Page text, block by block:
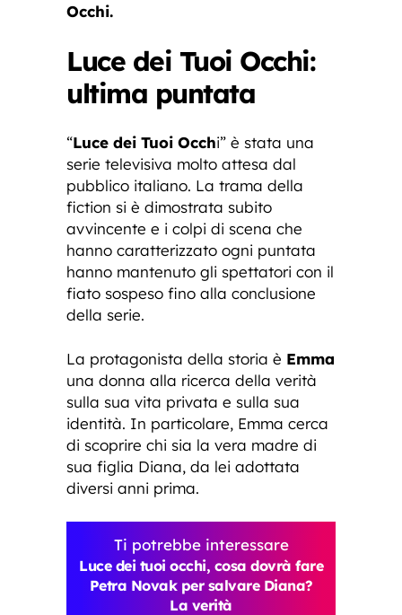
Occhi.
Luce dei Tuoi Occhi:
ultima puntata
“Luce dei Tuoi Occhi” è stata una
serie televisiva molto attesa dal
pubblico italiano. La trama della
fiction si è dimostrata subito
avvincente e i colpi di scena che
hanno caratterizzato ogni puntata
hanno mantenuto gli spettatori con il
fiato sospeso fino alla conclusione
della serie.
La protagonista della storia è Emma
una donna alla ricerca della verità
sulla sua vita privata e sulla sua
identità. In particolare, Emma cerca
di scoprire chi sia la vera madre di
sua figlia Diana, da lei adottata
diversi anni prima.
Ti potrebbe interessare
Luce dei tuoi occhi, cosa dovrà fare
Petra Novak per salvare Diana?
La verità